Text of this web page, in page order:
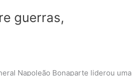
guerras,
Napoleão Bonaparte liderou uma